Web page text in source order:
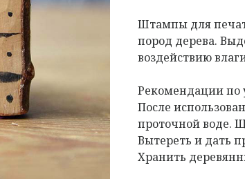
Штампы для
пород дерева.
воздействию
Рекомендации по
После
проточной воде.
Вытереть и дать
Хранить